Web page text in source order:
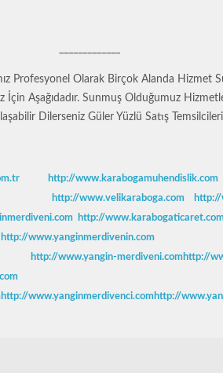
Profesyonel Olarak Birçok Alanda Hizmet
İçin Aşağıdadır. Sunmuş Olduğumuz
Dilerseniz Güler Yüzlü Satış
http://www.karabogamuhendislik.com
http://www.velikaraboga.com
http://
http://www.yanginmerdivenin.com
http://www.yangin-merdiveni.comhttp://
http://www.yanginmerdivenci.comhttp://